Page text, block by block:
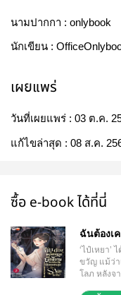
นามปากกา : onlybook
นักเขียน :
เผยแพร่
วันที่เผยแพร่ : 03 ต.ค.
แก้ไขล่าสุด : 08 ส.ค.
ซื้อ e-book ได้ที่นี่
ฉันต้องเ
ตกหลุมรั
‘ไป๋เหยา’
ขวัญ แม้ว่า
โลภ หลังจ